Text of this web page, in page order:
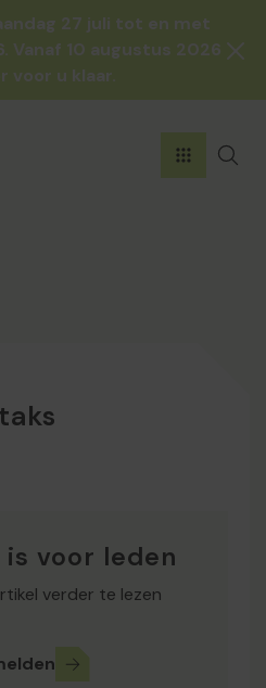
27 juli tot en met
Vanaf 10 augustus 2026
voor u klaar.
voor leden
verder te lezen